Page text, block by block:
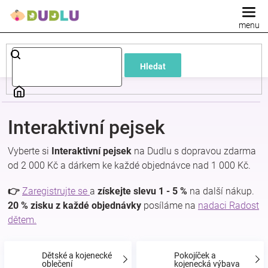
Hledat
Dětské
a
a
Interaktivní pejsek
Vyberte si Interaktivní pejsek na Dudlu s dopravou zdarma
od 2 000 Kč a dárkem ke každé objednávce nad 1 000 Kč.
👉 Zaregistrujte se a získejte slevu 1 - 5 % na další nákup.
20 % zisku z každé objednávky posíláme na nadaci Radost
dětem.
Dětské a kojenecké
oblečení
Pokojíček a
kojenecká výbava